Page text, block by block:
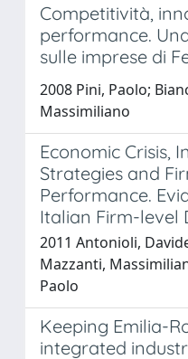
Competitività,
performance.
sulle imprese di
2008 Pini, Paolo;
Massimiliano
Economic Crisis,
Strategies and
Performance.
Italian Firm-level
2011 Antonioli,
Mazzanti,
Paolo
Keeping Emilia-
integrated